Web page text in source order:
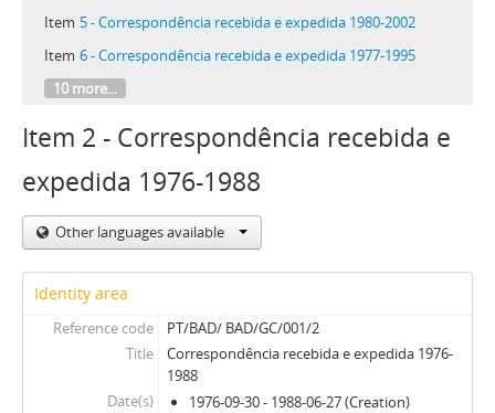
Item 5 - Correspondência recebida e expedida 1980-2002
Item 6 - Correspondência recebida e expedida 1977-1995
10 more...
Item 2 - Correspondência recebida e
expedida 1976-1988
Other languages available
Identity area
Reference code
PT/BAD/ BAD/GC/001/2
Title
Correspondência recebida e expedida 1976-
1988
Date(s)
1976-09-30 - 1988-06-27 (Creation)